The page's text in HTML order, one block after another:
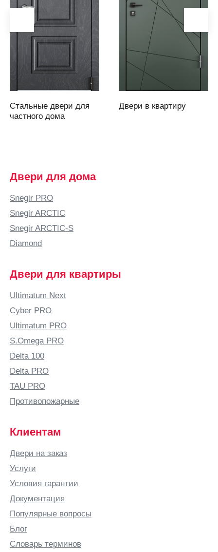
Аркадак
область)
Армавир
Артем
Артемовский
Аскарово
область)
Атырау
Аша
Б
Бабяково
Баку
Балаково
Балашиха
Балашов
Балтай
Барановичи
Барнаул
Барыш
Батайск
Белая
Калитва
Белгород
Белово
Белозерск
Белорецк
Белореченск
Березники
Бийск
Стальные двери для
частного дома
Двери в квартиру
Двери для дома
Snegir PRO
Snegir ARCTIC
Snegir ARCTIC-S
Diamond
Двери для квартиры
Ultimatum Next
Cyber PRO
Ultimatum PRO
S.Omega PRO
Delta 100
Delta PRO
TAU PRO
Противопожарные
Клиентам
Двери на заказ
Услуги
Условия гарантии
Документация
Популярные вопросы
Блог
Словарь терминов